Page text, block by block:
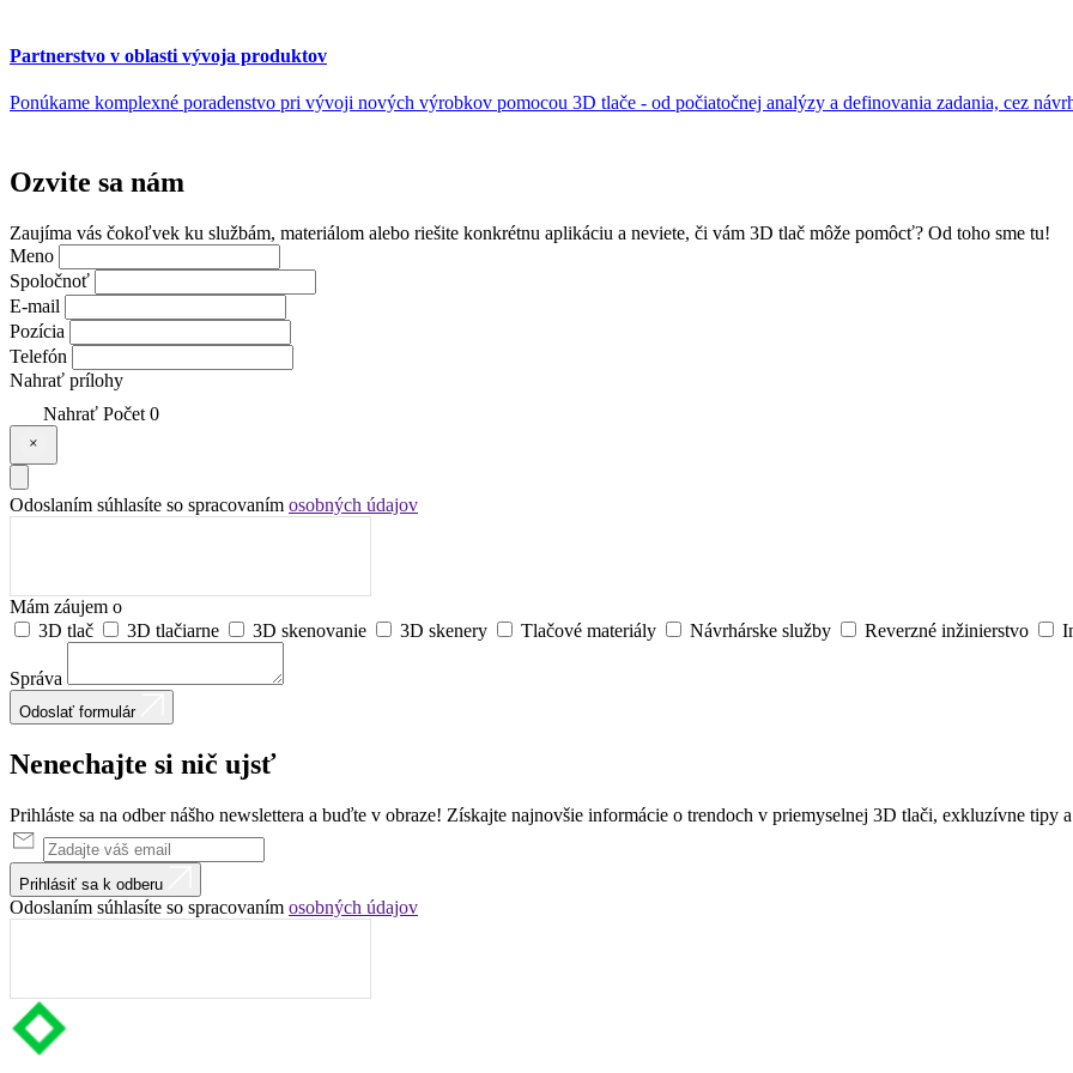
Partnerstvo v oblasti vývoja produktov
Ponúkame komplexné poradenstvo pri vývoji nových výrobkov pomocou 3D tlače - od počiatočnej analýzy a definovania zadania, cez
Ozvite sa nám
Zaujíma vás čokoľvek ku službám, materiálom alebo riešite konkrétnu aplikáciu a neviete, či vám 3D tlač môže pomôcť? Od toho sme tu!
Meno
Spoločnoť
E-mail
Pozícia
Telefón
Nahrať prílohy
Nahrať Počet 0
Odoslaním súhlasíte so spracovaním osobných údajov
Mám záujem o
3D tlač
3D tlačiarne 3D skenovanie 3D skenery Tlačové materiály Návrhárske služby Reverzné inžinierstvo
Správa
Odoslať formulár
Nenechajte si nič ujsť
Prihláste sa na odber nášho newslettera a buďte v obraze! Získajte najnovšie informácie o trendoch v priemyselnej 3D tlači, exkluzívne tipy
Prihlásiť sa k odberu
Odoslaním súhlasíte so spracovaním osobných údajov